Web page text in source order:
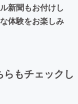
新聞もお付けし
体験をお楽しみ
もチェックし